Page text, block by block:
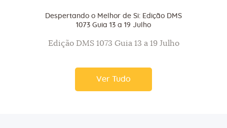
Despertando o Melhor de Si: Edição DMS
1073 Guia 13 a 19 Julho
Edição DMS 1073 Guia 13 a 19 Julho
Ver Tudo